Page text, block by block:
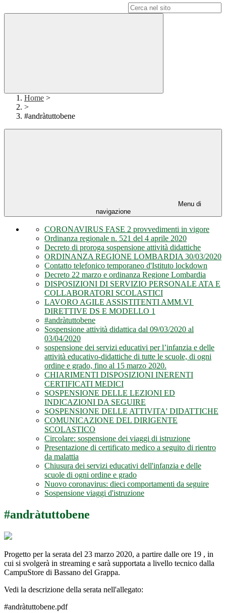
Home >
>
#andràtuttobene
Menu di
navigazione
CORONAVIRUS FASE 2 provvedimenti in vigore
Ordinanza regionale n. 521 del 4 aprile 2020
Decreto di proroga sospensione attività didattiche
ORDINANZA REGIONE LOMBARDIA 30/03/2020
Contatto telefonico temporaneo d'Istituto lockdown
Decreto 22 marzo e ordinanza Regione Lombardia
DISPOSIZIONI DI SERVIZIO PERSONALE ATA E
COLLABORATORI SCOLASTICI
LAVORO AGILE ASSISTITENTI AMM.VI
DIRETTIVE DS E MODELLO 1
#andràtuttobene
Sospensione attività didattica dal 09/03/2020 al
03/04/2020
sospensione dei servizi educativi per l’infanzia e delle
attività educativo-didattiche di tutte le scuole, di ogni
ordine e grado, fino al 15 marzo 2020.
CHIARIMENTI DISPOSIZIONI INERENTI
CERTIFICATI MEDICI
SOSPENSIONE DELLE LEZIONI ED
INDICAZIONI DA SEGUIRE
SOSPENSIONE DELLE ATTIVITA' DIDATTICHE
COMUNICAZIONE DEL DIRIGENTE
SCOLASTICO
Circolare: sospensione dei viaggi di istruzione
Presentazione di certificato medico a seguito di rientro
da malattia
Chiusura dei servizi educativi dell'infanzia e delle
scuole di ogni ordine e grado
Nuovo coronavirus: dieci comportamenti da seguire
Sospensione viaggi d'istruzione
#andràtuttobene
Progetto per la serata del 23 marzo 2020, a partire dalle ore 19 , in
cui si svolgerà in streaming e sarà supportata a livello tecnico dalla
CampuStore di Bassano del Grappa.
Vedi la descrizione della serata nell'allegato:
#andràtuttobene.pdf